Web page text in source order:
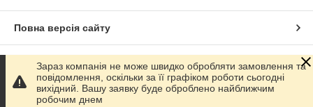
Повна версія сайту
Сайт створено на маркетплейсі Prom.ua
Політика конфіденційності
Зараз компанія не може швидко обробляти замовлення та
повідомлення, оскільки за її графіком роботи сьогодні
вихідний. Вашу заявку буде оброблено найближчим
робочим днем